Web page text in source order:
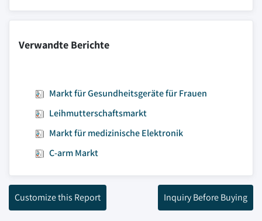
Verwandte Berichte
Markt für Gesundheitsgeräte für Frauen
Leihmutterschaftsmarkt
Markt für medizinische Elektronik
C-arm Markt
Customize this Report Inquiry Before Buying